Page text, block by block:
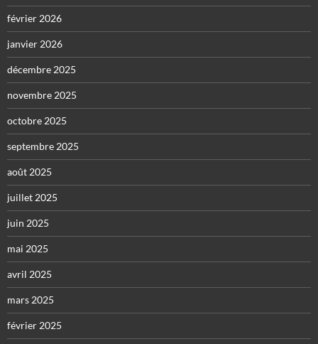
février 2026
janvier 2026
décembre 2025
novembre 2025
octobre 2025
septembre 2025
août 2025
juillet 2025
juin 2025
mai 2025
avril 2025
mars 2025
février 2025